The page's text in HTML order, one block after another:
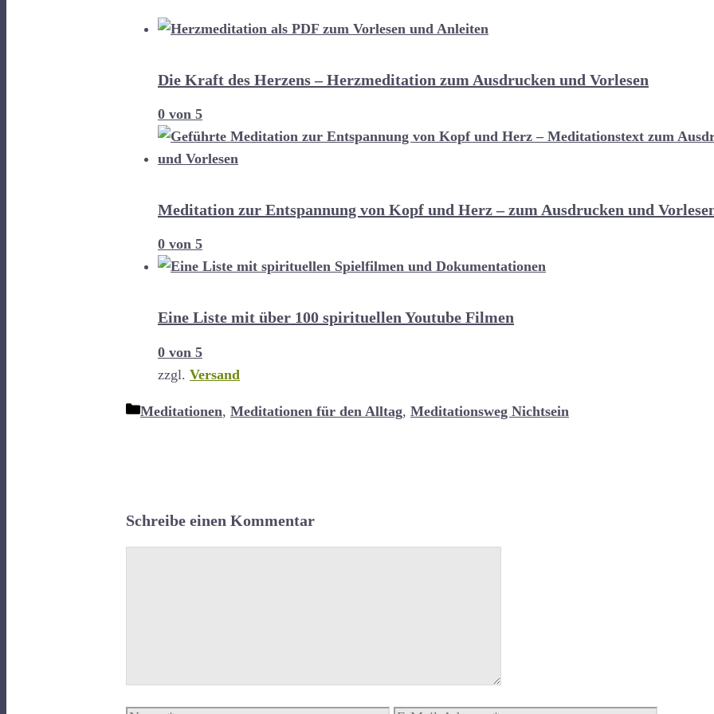
Die Kraft des Herzens – Herzmeditation zum Ausdrucken und Vorlesen
0 von 5
Meditation zur Entspannung von Kopf und Herz – zum Ausdrucken und
0 von 5
Eine Liste mit über 100 spirituellen Youtube Filmen
0 von 5
zzgl. Versand
Kategorien
Meditationen, Meditationen für den Alltag, Meditationsweg Nichtsein
Schreibe einen Kommentar